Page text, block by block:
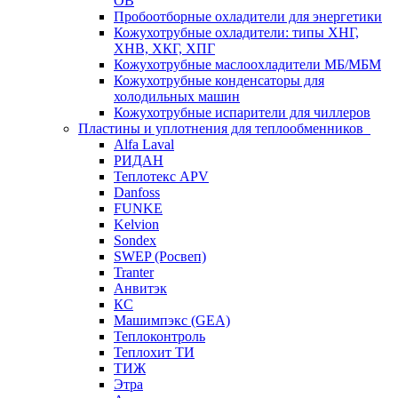
Пробоотборные охладители для энергетики
Кожухотрубные охладители: типы ХНГ,
ХНВ, ХКГ, ХПГ
Кожухотрубные маслоохладители МБ/МБМ
Кожухотрубные конденсаторы для
холодильных машин
Кожухотрубные испарители для чиллеров
Пластины и уплотнения для теплообменников
Alfa Laval
РИДАН
Теплотекс APV
Danfoss
FUNKE
Kelvion
Sondex
SWEP (Росвеп)
Tranter
Анвитэк
КС
Машимпэкс (GEA)
Теплоконтроль
Теплохит ТИ
ТИЖ
Этра